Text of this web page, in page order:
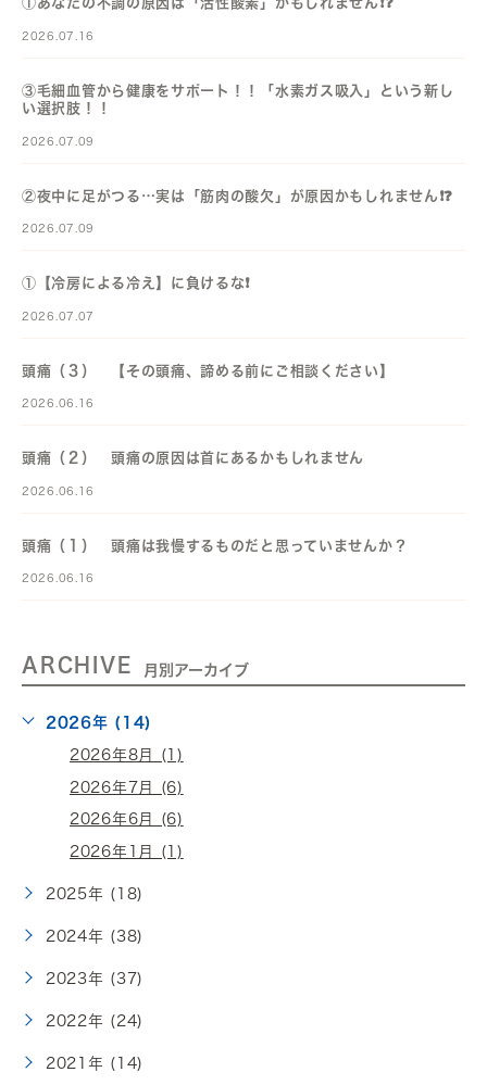
①あなたの不調の原因は「活性酸素」かもしれません❗️❓️
2026.07.16
③毛細血管から健康をサポート！！「水素ガス吸入」という新し
い選択肢！！
2026.07.09
②夜中に足がつる…実は「筋肉の酸欠」が原因かもしれません❗️❓️
2026.07.09
①【冷房による冷え】に負けるな❗️
2026.07.07
頭痛（３） 【その頭痛、諦める前にご相談ください】
2026.06.16
頭痛（２） 頭痛の原因は首にあるかもしれません
2026.06.16
頭痛（１） 頭痛は我慢するものだと思っていませんか？
2026.06.16
ARCHIVE 月別アーカイブ
2026年 (14)
2026年8月 (1)
2026年7月 (6)
2026年6月 (6)
2026年1月 (1)
2025年 (18)
2024年 (38)
2023年 (37)
2022年 (24)
2021年 (14)